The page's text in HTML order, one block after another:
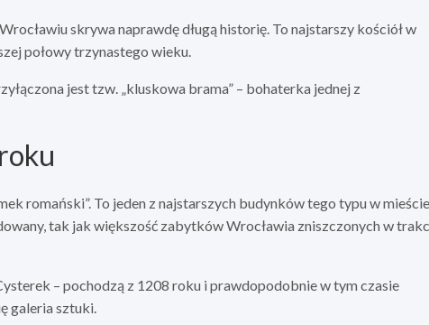
skrywa naprawdę długą historię. To najstarszy kościół w
połowy trzynastego wieku.
jest tzw. „kluskowa brama” – bohaterka jednej z
romański”. To jeden z najstarszych budynków tego typu w
tak jak większość zabytków Wrocławia zniszczonych w
– pochodzą z 1208 roku i prawdopodobnie w tym czasie
galeria sztuki.